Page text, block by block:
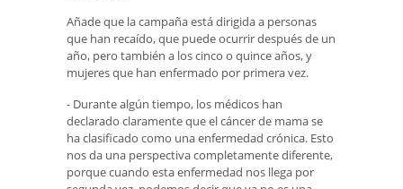
Añade que la campaña está dirigida a personas
que han recaído, que puede ocurrir después de un
año, pero también a los cinco o quince años, y
mujeres que han enfermado por primera vez.
- Durante algún tiempo, los médicos han
declarado claramente que el cáncer de mama se
ha clasificado como una enfermedad crónica. Esto
nos da una perspectiva completamente diferente,
porque cuando esta enfermedad nos llega por